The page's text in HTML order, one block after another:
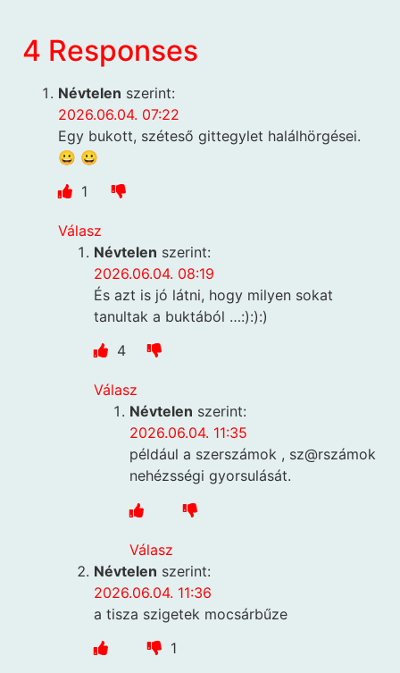
4 Responses
Névtelen szerint:
2026.06.04. 07:22
Egy bukott, széteső gittegylet halálhörgései.
😀 😀
1
Válasz
Névtelen szerint:
2026.06.04. 08:19
És azt is jó látni, hogy milyen sokat
tanultak a buktából …:):):)
4
Válasz
Névtelen szerint:
2026.06.04. 11:35
például a szerszámok , sz@rszámok
nehézsségi gyorsulását.
Válasz
Névtelen szerint:
2026.06.04. 11:36
a tisza szigetek mocsárbűze
1